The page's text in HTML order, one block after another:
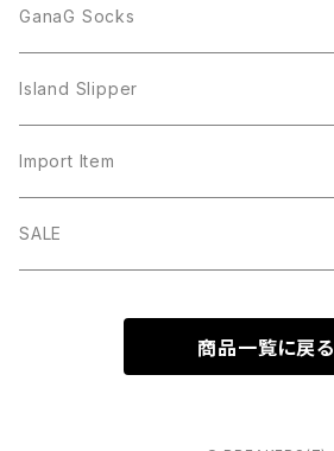
GanaG Socks
Island Slipper
Import Item
SALE
商品一覧に戻る